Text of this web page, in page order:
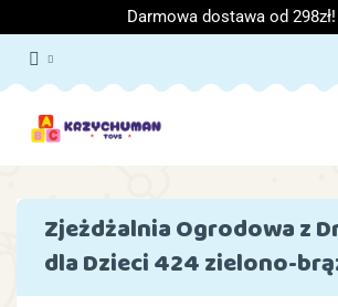
Darmowa dostawa od 298zł!
Dodaj
Zjeżdżalnia Ogrodowa z
dla Dzieci 424 zielono-